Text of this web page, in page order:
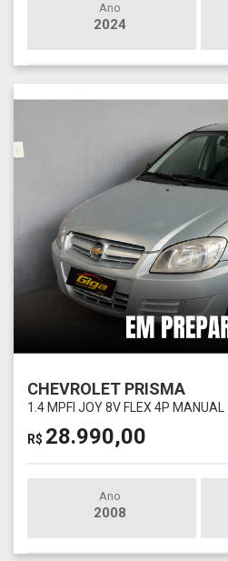
Ano
2024
CHEVROLET PRISMA
1.4 MPFI JOY 8V FLEX 4P MANUAL
R$ 28.990,00
Ano
2008